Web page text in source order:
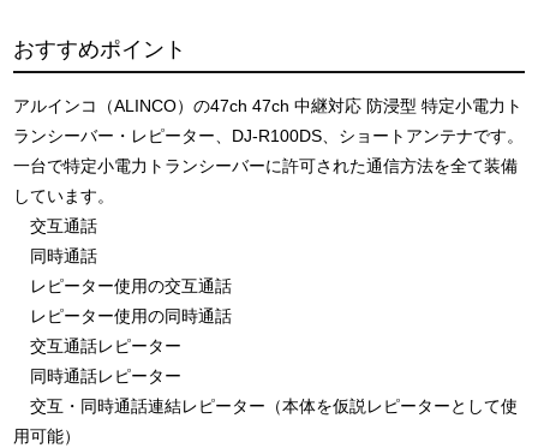
おすすめポイント
アルインコ（ALINCO）の47ch 47ch 中継対応 防浸型 特定小電力ト
ランシーバー・レピーター、DJ-R100DS、ショートアンテナです。
一台で特定小電力トランシーバーに許可された通信方法を全て装備
しています。
交互通話
同時通話
レピーター使用の交互通話
レピーター使用の同時通話
交互通話レピーター
同時通話レピーター
交互・同時通話連結レピーター（本体を仮説レピーターとして使
用可能）